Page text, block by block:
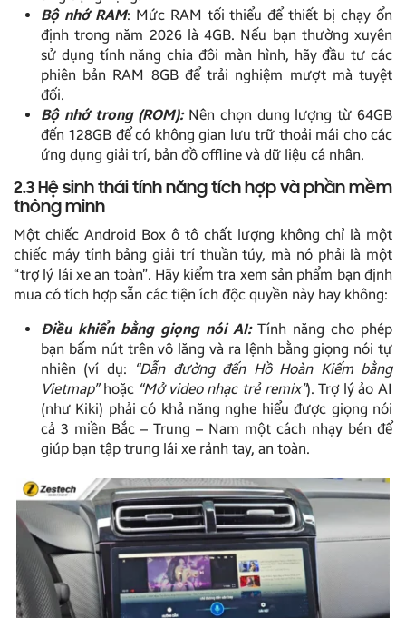
Bộ nhớ RAM: Mức RAM tối thiểu để thiết bị chạy ổn
định trong năm 2026 là 4GB. Nếu bạn thường xuyên
sử dụng tính năng chia đôi màn hình, hãy đầu tư các
phiên bản RAM 8GB để trải nghiệm mượt mà tuyệt
đối.
Bộ nhớ trong (ROM):Nên chọn dung lượng từ 64GB
đến 128GB để có không gian lưu trữ thoải mái cho các
ứng dụng giải trí, bản đồ offline và dữ liệu cá nhân.
2.3 Hệ sinh thái tính năng tích hợp và phần mềm
thông minh
Một chiếc Android Box ô tô chất lượng không chỉ là một
chiếc máy tính bảng giải trí thuần túy, mà nó phải là một
“trợ lý lái xe an toàn”. Hãy kiểm tra xem sản phẩm bạn định
mua có tích hợp sẵn các tiện ích độc quyền này hay không:
Điều khiển bằng giọng nói AI:Tính năng cho phép
bạn bấm nút trên vô lăng và ra lệnh bằng giọng nói tự
nhiên (ví dụ:
“Dẫn đường đến Hồ Hoàn Kiếm bằng
Vietmap”hoặc “Mở video nhạc trẻ remix”). Trợ lý ảo AI
(như Kiki) phải có khả năng nghe hiểu được giọng nói
cả 3 miền Bắc – Trung – Nam một cách nhạy bén để
giúp bạn tập trung lái xe rảnh tay, an toàn.